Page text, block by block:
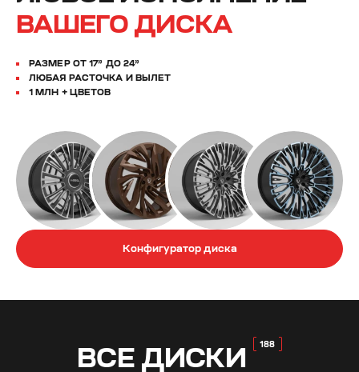
ВАШЕГО ДИСКА
РАЗМЕР ОТ 17” ДО 24”
ЛЮБАЯ РАСТОЧКА И ВЫЛЕТ
1 МЛН + ЦВЕТОВ
Конфигуратор диска
ВСЕ ДИСКИ